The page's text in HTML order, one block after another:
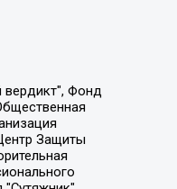
Гарри Кимович, Ходорковский Михаил Борисович, Общество с ограниченной ответственностью "Апрельские тезисы", Данилович Ирина Брониславовна, Кашин Олег Владимирович, Петров Николай Владимирович, Пивоваров Алексей Владимирович, Соколов Михаил Владимирович, Цветкова Юлия Владимировна, Чичваркин Евгений Александрович, Комитет против пыток/Команда против пыток, Общество с ограниченной ответственностью "Первый научный", Общество с ограниченной ответственностью "Вертолет и ко", Белоцерковская Вероника Борисовна, Кац Максим Евгеньевич, Лазарева Татьяна Юрьевна, Шаведдинов Руслан Табризович, Яшин Илья Валерьевич, Общество с ограниченной ответственностью "Иноагент ААВ", Алешковский Дмитрий Петрович, Альбац Евгения Марковна, Быков Дмитрий Львович, Галямина Юлия Евгеньевна, Лойко Сергей Леонидович, Мартынов Кирилл Константинович, Медведев Сергей Александрович, Крашенинников Федор Геннадиевич, Гордеева Катерина Вл